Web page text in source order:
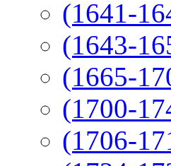
(1641-
(1643-
(1665-
(1700-
(1706-